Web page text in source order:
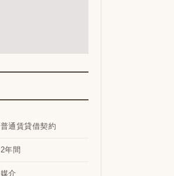
普通賃貸借契約
2年間
媒介